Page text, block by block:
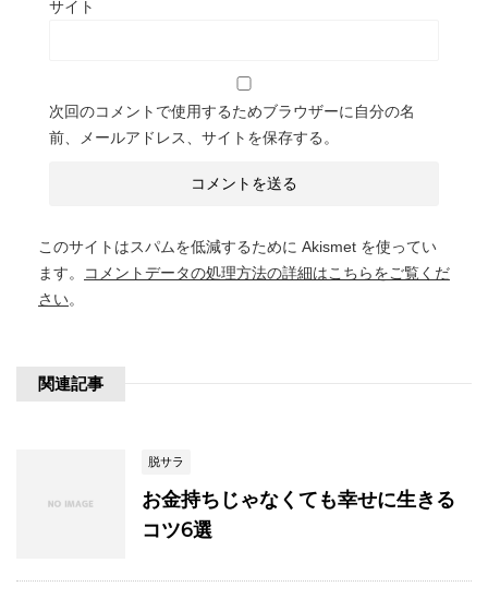
サイト
次回のコメントで使用するためブラウザーに自分の名
前、メールアドレス、サイトを保存する。
このサイトはスパムを低減するために Akismet を使ってい
ます。
コメントデータの処理方法の詳細はこちらをご覧くだ
さい。
関連記事
脱サラ
お金持ちじゃなくても幸せに生きる
コツ6選